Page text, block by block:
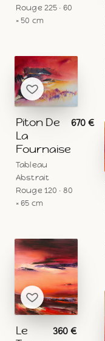
Rouge 225 · 60
× 50 cm
Piton De
La
Fournaise
670 €
Tableau
Abstrait
Rouge 120 · 80
× 65 cm
Le
360 €